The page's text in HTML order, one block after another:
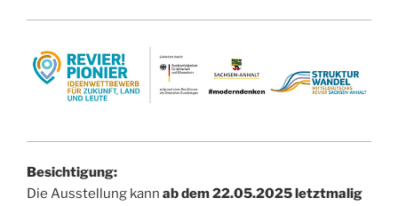
Besichtigung:
Die Ausstellung kann ab dem 22.05.2025 letztmalig